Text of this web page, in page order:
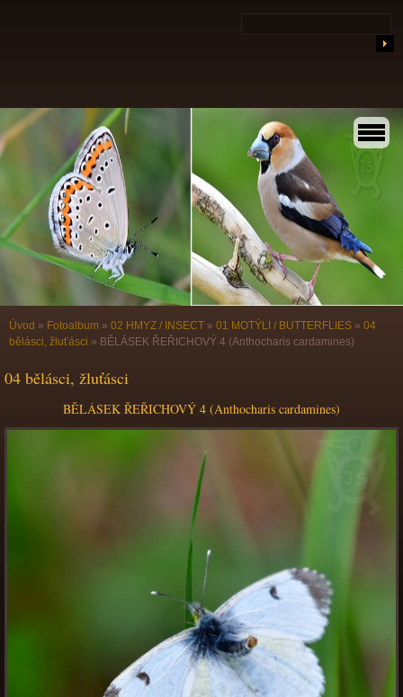
Úvod » Fotoalbum » 02 HMYZ / INSECT » 01 MOTÝLI / BUTTERFLIES » 04
bělásci, žluťásci » BĚLÁSEK ŘEŘICHOVÝ 4 (Anthocharis cardamines)
04 bělásci, žluťásci
BĚLÁSEK ŘEŘICHOVÝ 4 (Anthocharis cardamines)